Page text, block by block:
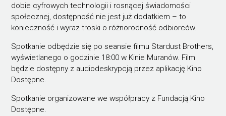
dobie cyfrowych technologii i rosnącej świadomości
społecznej, dostępność nie jest już dodatkiem – to
konieczność i wyraz troski o różnorodność odbiorców.
Spotkanie odbędzie się po seansie filmu Stardust Brothers,
wyświetlanego o godzinie 18:00 w Kinie Muranów. Film
będzie dostępny z audiodeskrypcją przez aplikację Kino
Dostępne.
Spotkanie organizowane we współpracy z Fundacją Kino
Dostępne.